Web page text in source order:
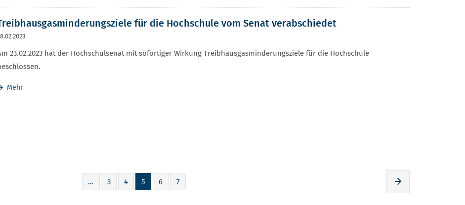
für die Hochschule vom Senat verabschiedet
23.02.2023 hat der Hochschulsenat mit sofortiger Wirkung Treibhausgasminderungsziele für die Hochschule
Mehr
… 3 4 5 6 7